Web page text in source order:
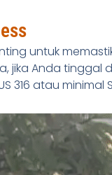
untuk
jika Anda
atau minimal